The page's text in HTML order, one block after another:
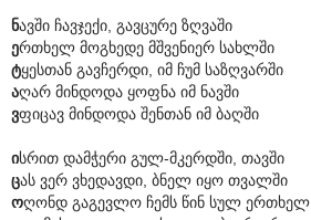
ნავში ჩავჯექი, გავცურე ზღვაში
ერთხელ მოგხედე მშვენიერ სახლში
ტყესთან გავჩერდი, იმ ჩუმ საზღვარში
აღარ მინდოდა ყოფნა იმ ნავში
ვფიცავ მინდოდა შენთან იმ ბაღში
ისრით დამჭერი გულ-მკერდში, თავში
ცას ვერ ვხედავდი, ბნელ იყო თვალში
ოღონდ გაგევლო ჩემს წინ სულ ერთხელ